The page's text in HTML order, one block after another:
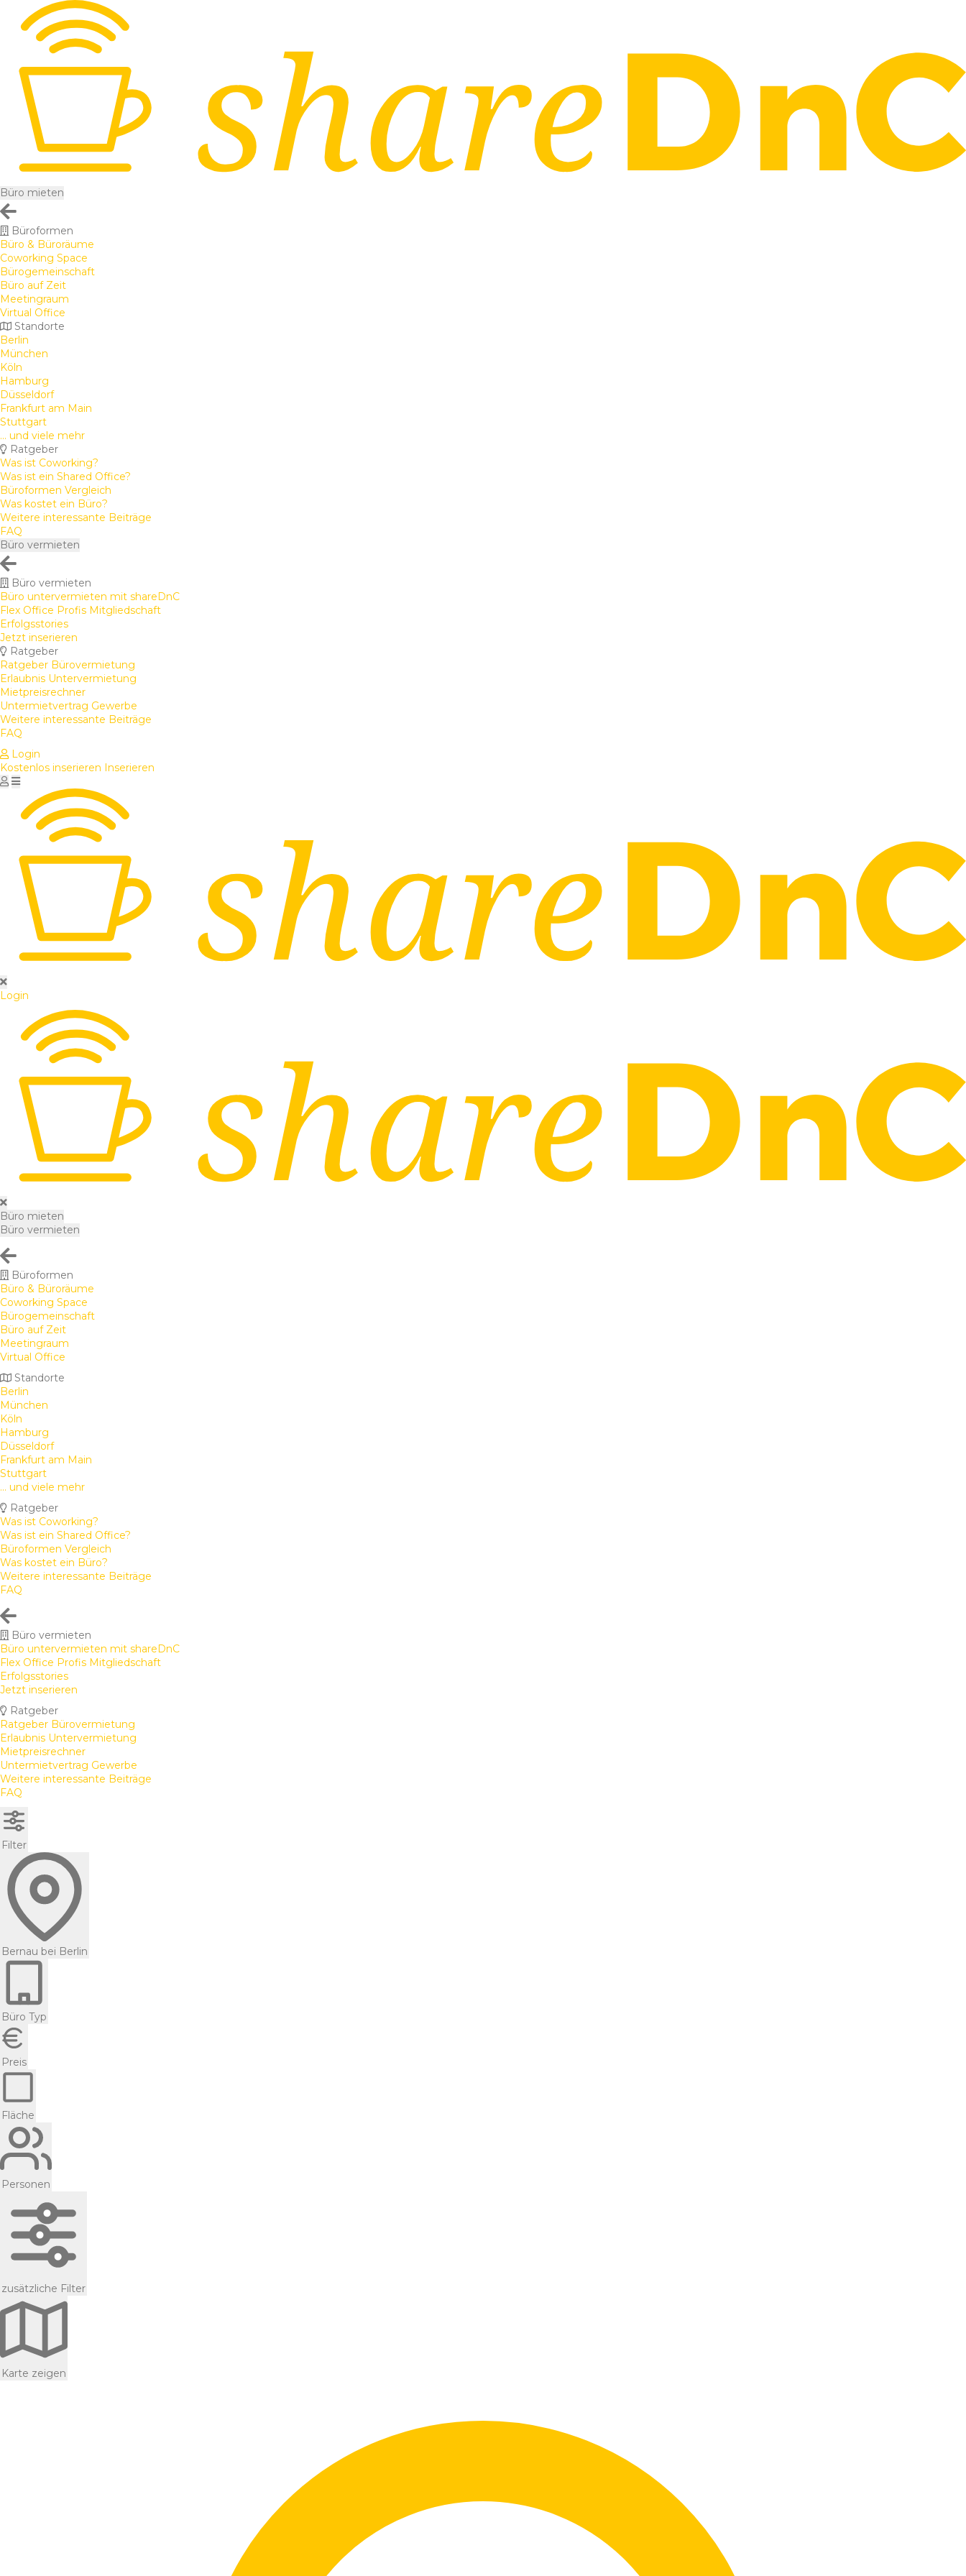
Büro mieten
Büroformen
Büro & Büroräume
Coworking Space
Bürogemeinschaft
Büro auf Zeit
Meetingraum
Virtual Office
Standorte
Berlin
München
Köln
Hamburg
Düsseldorf
Frankfurt am Main
Stuttgart
... und viele mehr
Ratgeber
Was ist Coworking?
Was ist ein Shared Office?
Büroformen Vergleich
Was kostet ein Büro?
Weitere interessante Beiträge
FAQ
Büro vermieten
Büro vermieten
Büro untervermieten mit shareDnC
Flex Office Profis Mitgliedschaft
Erfolgsstories
Jetzt inserieren
Ratgeber
Ratgeber Bürovermietung
Erlaubnis Untervermietung
Mietpreisrechner
Untermietvertrag Gewerbe
Weitere interessante Beiträge
FAQ
Login
Kostenlos inserieren Inserieren
Login
Büro mieten
Büro vermieten
Büroformen
Büro & Büroräume
Coworking Space
Bürogemeinschaft
Büro auf Zeit
Meetingraum
Virtual Office
Standorte
Berlin
München
Köln
Hamburg
Düsseldorf
Frankfurt am Main
Stuttgart
... und viele mehr
Ratgeber
Was ist Coworking?
Was ist ein Shared Office?
Büroformen Vergleich
Was kostet ein Büro?
Weitere interessante Beiträge
FAQ
Büro vermieten
Büro untervermieten mit shareDnC
Flex Office Profis Mitgliedschaft
Erfolgsstories
Jetzt inserieren
Ratgeber
Ratgeber Bürovermietung
Erlaubnis Untervermietung
Mietpreisrechner
Untermietvertrag Gewerbe
Weitere interessante Beiträge
FAQ
Filter
Bernau bei Berlin
Büro Typ
Preis
Fläche
Personen
zusätzliche Filter
Karte zeigen